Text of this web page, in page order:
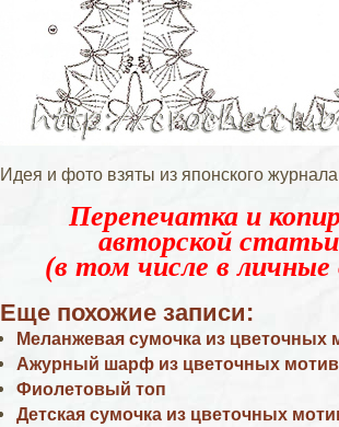
Идея и фото взяты из японского
Перепечатка и
авторской
(в том числе в личные
Еще похожие записи:
Меланжевая сумочка из цветочных
Ажурный шарф из цветочных
Фиолетовый топ
Детская сумочка из цветочных